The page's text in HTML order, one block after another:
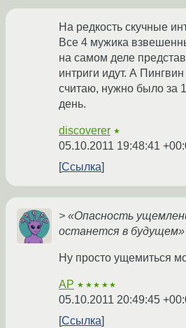
На редкость скучные
Все 4 мужика
на самом деле
интриги идут. А
считаю, нужно было за
день.
discoverer ★
05.10.2011 19:48:41
Ссылка
> «Опасность
останется в будущем»
Ну просто ущемиться
AP ★★★★★
05.10.2011 20:49:45
Ссылка